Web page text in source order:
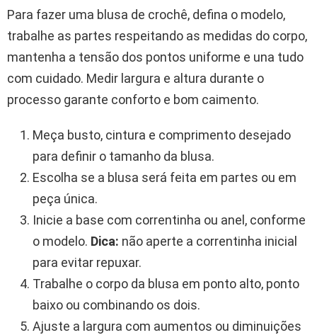
Para fazer uma blusa de crochê, defina o modelo,
trabalhe as partes respeitando as medidas do corpo,
mantenha a tensão dos pontos uniforme e una tudo
com cuidado. Medir largura e altura durante o
processo garante conforto e bom caimento.
Meça busto, cintura e comprimento desejado
para definir o tamanho da blusa.
Escolha se a blusa será feita em partes ou em
peça única.
Inicie a base com correntinha ou anel, conforme
o modelo. Dica: não aperte a correntinha inicial
para evitar repuxar.
Trabalhe o corpo da blusa em ponto alto, ponto
baixo ou combinando os dois.
Ajuste a largura com aumentos ou diminuições